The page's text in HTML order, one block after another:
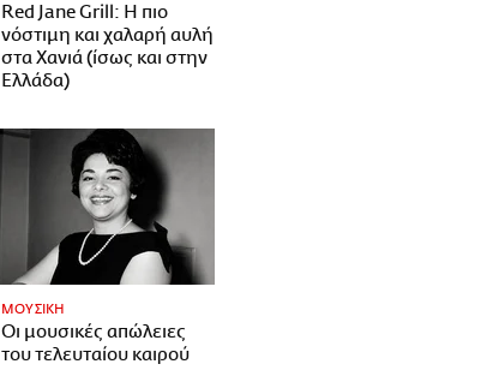
Red Jane Grill: Η πιο
νόστιμη και χαλαρή αυλή
στα Χανιά (ίσως και στην
Ελλάδα)
ΜΟΥΣΙΚΗ
Οι μουσικές απώλειες
του τελευταίου καιρού